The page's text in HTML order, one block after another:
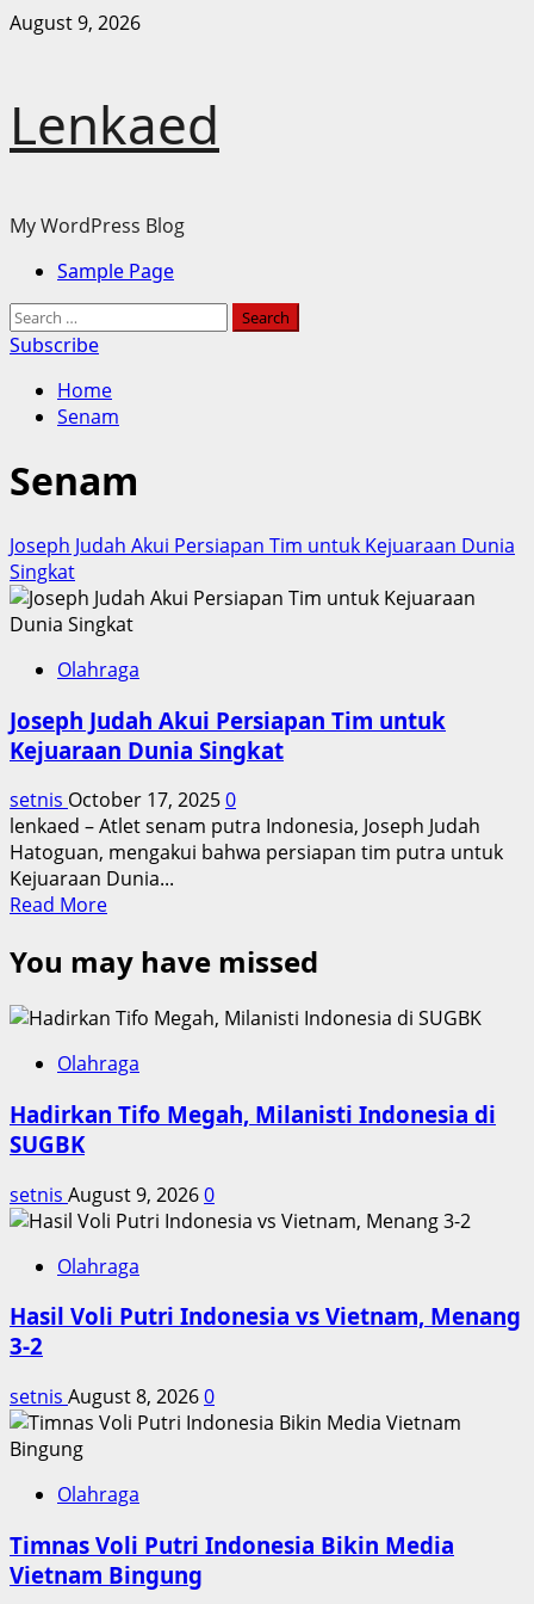
Skip
August 9, 2026
Lenkaed
My WordPress Blog
PrimarySample Page
Search
for:
Subscribe
Home
Senam
Senam
Joseph Judah Akui Persiapan Tim untuk Kejuaraan Dunia
Singkat
Olahraga
Joseph Judah Akui Persiapan Tim untuk
Kejuaraan Dunia Singkat
setnis October 17, 20250
lenkaed – Atlet senam putra Indonesia, Joseph Judah
Hatoguan, mengakui bahwa persiapan tim putra untuk
Kejuaraan Dunia...
Read MoreRead
about
Joseph
Judah
Persiapan
untuk
Singkat
You may have missed
Olahraga
Hadirkan Tifo Megah, Milanisti Indonesia di
SUGBK
setnis August 9, 20260
Olahraga
Hasil Voli Putri Indonesia vs Vietnam, Menang
3-2
setnis August 8, 20260
Olahraga
Timnas Voli Putri Indonesia Bikin Media
Vietnam Bingung